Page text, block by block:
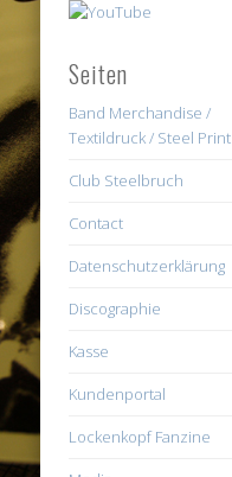
Seiten
Band Merchandise /
Textildruck / Steel Print
Club Steelbruch
Contact
Datenschutzerklärung
Discographie
Kasse
Kundenportal
Lockenkopf Fanzine